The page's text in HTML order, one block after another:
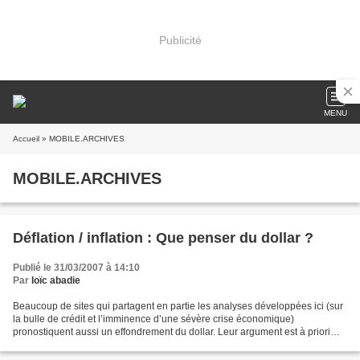
Publicité
MENU
Accueil » MOBILE.ARCHIVES
MOBILE.ARCHIVES
Déflation / inflation : Que penser du dollar ?
Publié le 31/03/2007 à 14:10
Par loïc abadie
Beaucoup de sites qui partagent en partie les analyses développées ici (sur
la bulle de crédit et l’imminence d’une sévère crise économique)
pronostiquent aussi un effondrement du dollar. Leur argument est à priori